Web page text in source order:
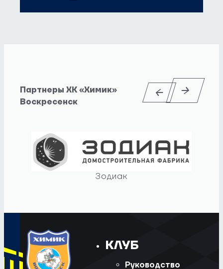
Партнеры ХК «Химик»
Воскресенск
Зодиак
КЛУБ
Руководство